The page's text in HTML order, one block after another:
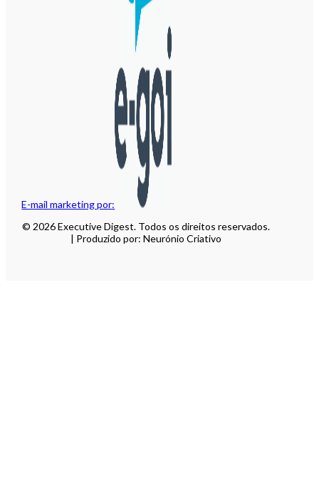
E-mail marketing por:
© 2026 Executive Digest. Todos os direitos reservados.
| Produzido por: Neurónio Criativo